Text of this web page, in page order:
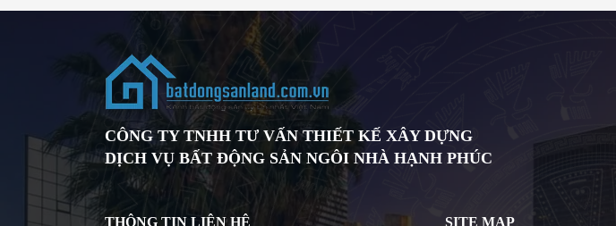
CÔNG TY TNHH TƯ VẤN THIẾT KẾ XÂY DỰNG
DỊCH VỤ BẤT ĐỘNG SẢN NGÔI NHÀ HẠNH PHÚC
THÔNG TIN LIÊN HỆ SITE MAP